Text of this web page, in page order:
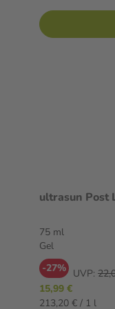
75 ml
Gel
-27% UVP:
15,99 €
213,20 € / 1 l